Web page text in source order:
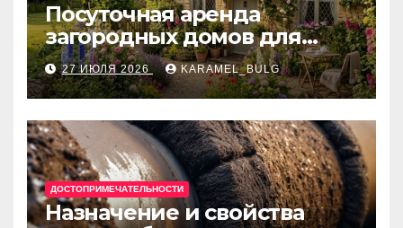
Посуточная аренда
загородных домов для
отдыха
27 ИЮЛЯ 2026 KARAMEL_BULG
ДОСТОПРИМЕЧАТЕЛЬНОСТИ
Назначение и свойства